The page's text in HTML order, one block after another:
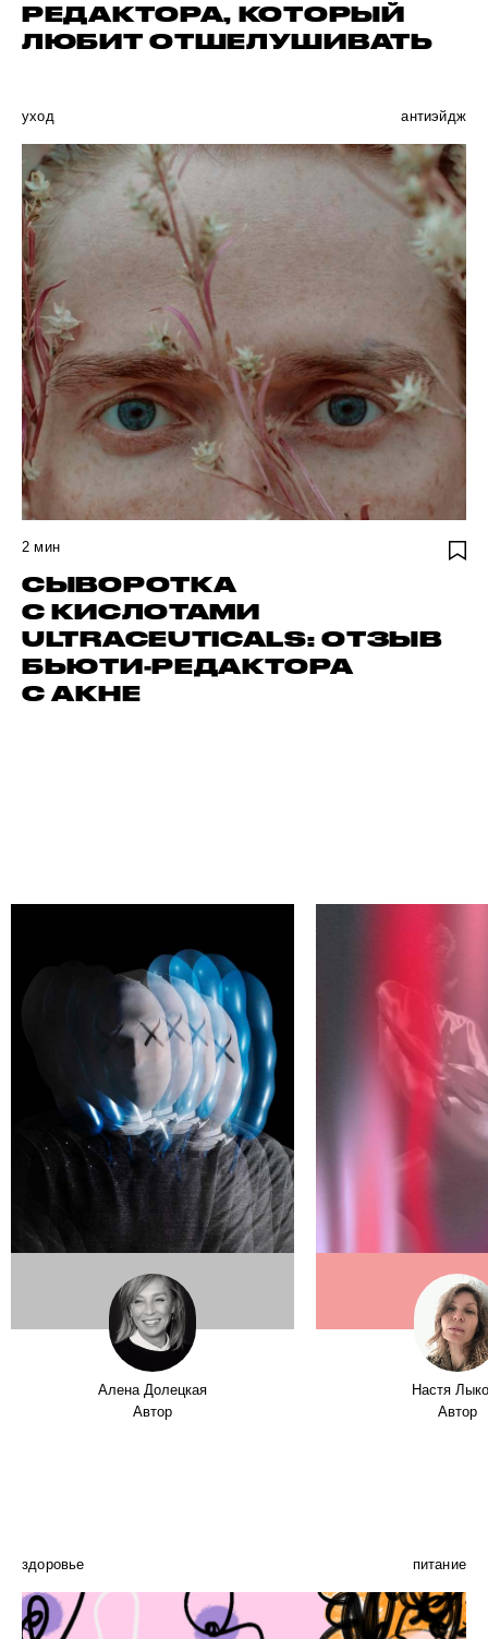
РЕДАКТОРА, КОТОРЫЙ
ЛЮБИТ ОТШЕЛУШИВАТЬ
уход антиэйдж
2 мин
СЫВОРОТКА
С КИСЛОТАМИ
ULTRACEUTICALS: ОТЗЫВ
БЬЮТИ-РЕДАКТОРА
С АКНЕ
Алена Долецкая
Автор
Настя
Автор
здоровье питание